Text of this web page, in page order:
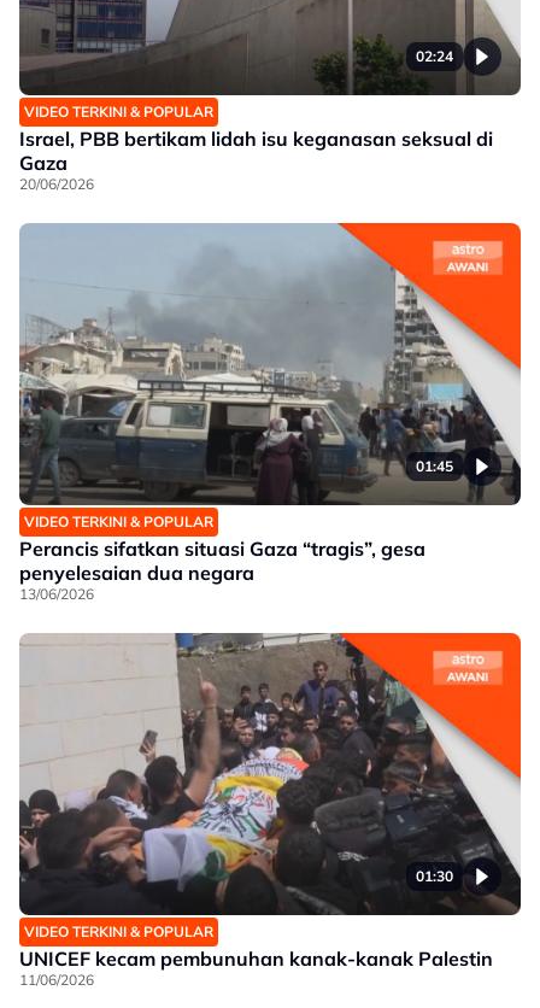
02:24
VIDEO TERKINI & POPULAR
Israel, PBB bertikam lidah isu keganasan seksual di
Gaza
20/06/2026
01:45
VIDEO TERKINI & POPULAR
Perancis sifatkan situasi Gaza “tragis”, gesa
penyelesaian dua negara
13/06/2026
01:30
VIDEO TERKINI & POPULAR
UNICEF kecam pembunuhan kanak-kanak Palestin
11/06/2026